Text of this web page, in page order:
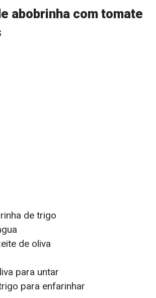
abobrinha com tomate
de trigo
de oliva
para untar
para enfarinhar